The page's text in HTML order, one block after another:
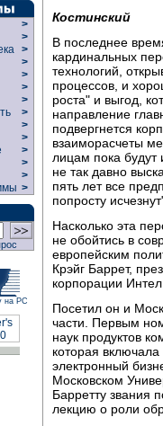
>
>
>
>
>
>
>
>
>
>
>
>
>
>
на РС
Костинский
В последнее
кардинальных
технологий,
процессов, и
роста" и выгод,
направление
подвергнется
взаиморасчеты
лицам пока
не так давно
пять лет все
попросту
Насколько эта
не обойтись в
европейским
Крэйг Баррет,
корпорации
Посетил он и
части. Первым
наук продуктов
которая
электронный
Московском
Барретту звания
лекцию о роли